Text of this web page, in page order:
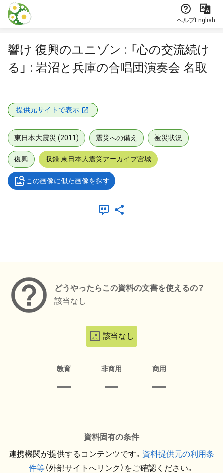
本文に飛ぶ
ヘルプEnglish
響け 復興のユニゾン : 「心の交流続け
る」 : 岩沼と兵庫の合唱団演奏会 名取
提供元サイトで表示
東日本大震災 (2011) 震災への備え 被災状況
復興 収録:東日本大震災アーカイブ宮城
この画像に似た画像を探す
どうやったらこの資料の文書を使えるの？
該当なし
該当なし
教育 非商用 商用
資料固有の条件
連携機関が提供するコンテンツです。 資料提供元の利用条
件等（外部サイトへリンク）をご確認ください。